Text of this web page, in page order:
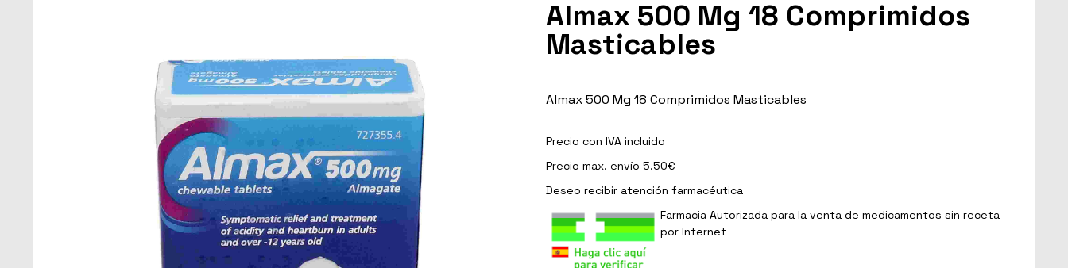
Almax 500 Mg 18 Comprimidos
Masticables
Almax 500 Mg 18 Comprimidos Masticables
Precio con IVA incluido
Precio max. envío 5.50€
Deseo recibir atención farmacéutica
Farmacia Autorizada para la venta de medicamentos sin receta
por Internet